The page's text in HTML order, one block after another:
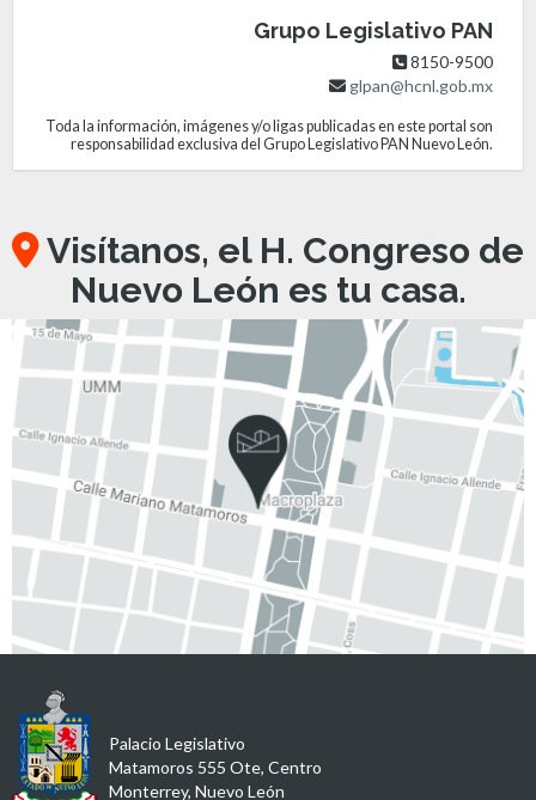
Grupo Legislativo PAN
8150-9500
glpan@hcnl.gob.mx
Toda la información, imágenes y/o ligas publicadas en este portal son
responsabilidad exclusiva del Grupo Legislativo PAN Nuevo León.
Visítanos, el H. Congreso de
Nuevo León es tu casa.
Palacio Legislativo
Matamoros 555 Ote, Centro
Monterrey, Nuevo León